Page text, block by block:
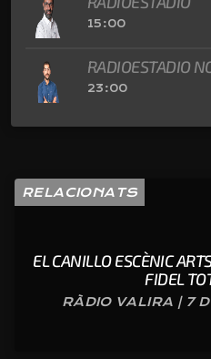
15:00
RADIOESTADIO
23:00
RELACIONATS
EL CANILLO ESCÈNIC
FIDEL
RÀDIO VALIRA | 7